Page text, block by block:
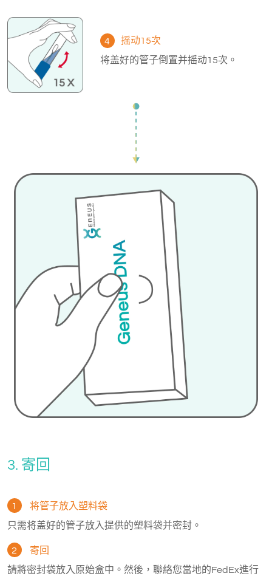
4
摇动15次
将盖好的管子倒置并摇动15次。
3. 寄回
1
将管子放入塑料袋
只需将盖好的管子放入提供的塑料袋并密封。
2
寄回
請將密封袋放入原始盒中。然後，聯絡您當地的FedEx進行